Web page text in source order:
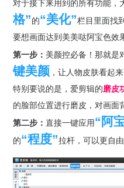
对于接下来用到的所有功能，
格”的“美化”栏目里面找
要想画面达到美美哒阿宝色
第一步： 美颜控必备！那就是
键美颜 ，让人物皮肤看起
特别要说的是，爱剪辑的磨皮
的脸部位置进行磨皮，对画面
第二步： 直接一键应用“阿
的“程度”拉杆，可以更自